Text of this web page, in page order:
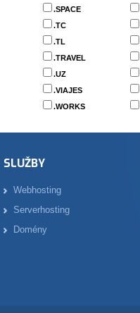
.SPACE
.TC
.TL
.TRAVEL
.UZ
.VIAJES
.WORKS
SLUŽBY
Webhosting
Serverhosting
Domény